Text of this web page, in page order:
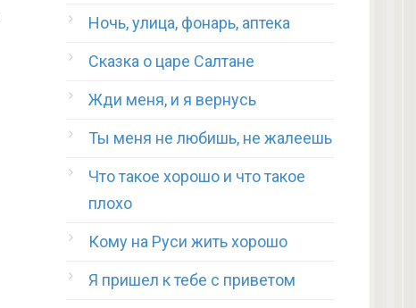
Ночь, улица, фонарь, аптека
Сказка о царе Салтане
Жди меня, и я вернусь
Ты меня не любишь, не жалеешь
Что такое хорошо и что такое
плохо
Кому на Руси жить хорошо
Я пришел к тебе с приветом